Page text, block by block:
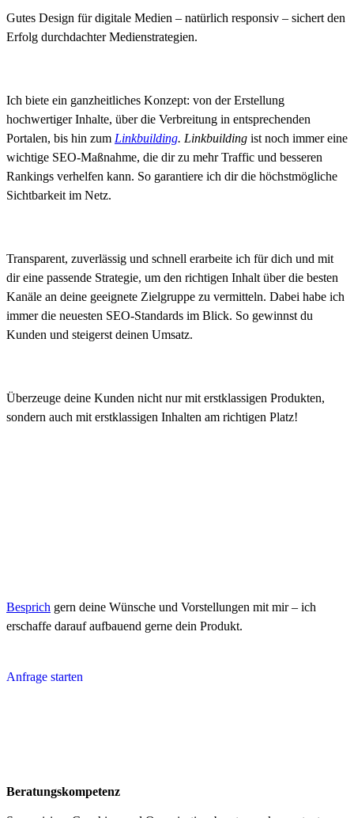
Gutes Design für digitale Medien – natürlich responsiv – sichert den
Erfolg durchdachter Medienstrategien.
Ich biete ein ganzheitliches Konzept: von der Erstellung
hochwertiger Inhalte, über die Verbreitung in entsprechenden
Portalen, bis hin zum Linkbuilding. Linkbuilding ist noch immer eine
wichtige SEO-Maßnahme, die dir zu mehr Traffic und besseren
Rankings verhelfen kann. So garantiere ich dir die höchstmögliche
Sichtbarkeit im Netz.
Transparent, zuverlässig und schnell erarbeite ich für dich und mit
dir eine passende Strategie, um den richtigen Inhalt über die besten
Kanäle an deine geeignete Zielgruppe zu vermitteln. Dabei habe ich
immer die neuesten SEO-Standards im Blick. So gewinnst du
Kunden und steigerst deinen Umsatz.
Überzeuge deine Kunden nicht nur mit erstklassigen Produkten,
sondern auch mit erstklassigen Inhalten am richtigen Platz!
Besprich gern deine Wünsche und Vorstellungen mit mir – ich
erschaffe darauf aufbauend gerne dein Produkt.
Anfrage starten
Beratungskompetenz